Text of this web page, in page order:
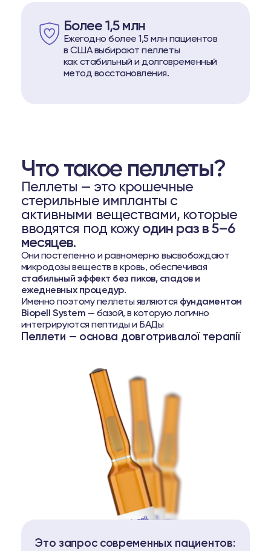
Более 1,5 млн
Ежегодно более 1,5 млн пациентов
в США выбирают пеллеты
как стабильный и долговременный
метод восстановления.
Что такое пеллеты?
Пеллеты — это крошечные
стерильные импланты с
активными веществами, которые
вводятся под кожу один раз в 5–6
месяцев.
Они постепенно и равномерно высвобождают
микродозы веществ в кровь, обеспечивая
стабильный эффект без пиков, спадов и
ежедневных процедур.
Именно поэтому пеллеты являются фундаментом
Biopell System — базой, в которую логично
интегрируются пептиды и БАДы
Пеллети — основа довготривалої терапії
Это запрос современных пациентов: